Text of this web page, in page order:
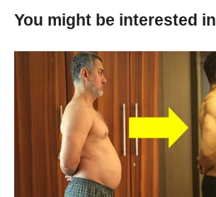
You might be interested in